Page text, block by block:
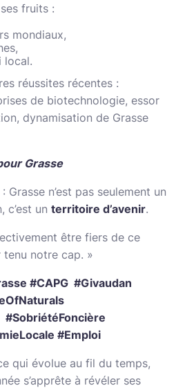
fruits :
mondiaux,
local.
réussites récentes :
de biotechnologie, essor
dynamisation de Grasse
Grasse
Grasse n’est pas seulement un
un territoire d’avenir.
être fiers de ce
tenu notre cap. »
#CAPG #Givaudan
#Emploi
qui évolue au fil du temps,
s’apprête à révéler ses